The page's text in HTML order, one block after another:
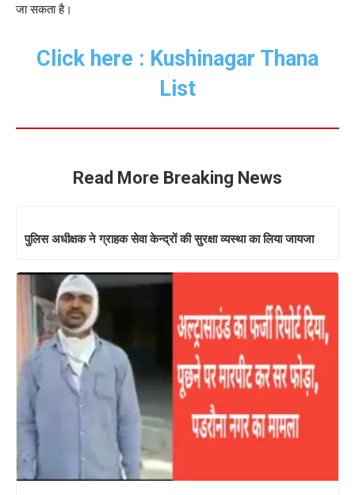
जा सकता है।
Click here : Kushinagar Thana
List
Read More Breaking News
पुलिस अधीक्षक ने ग्राहक सेवा केन्द्रों की सुरक्षा व्यस्था का लिया जायजा